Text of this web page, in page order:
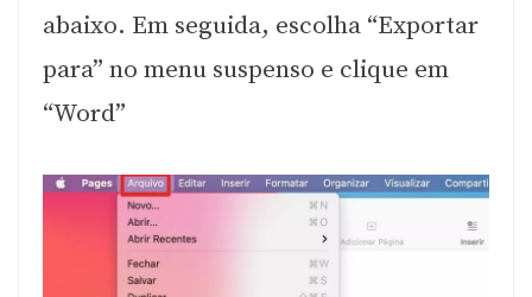
abaixo. Em seguida, escolha “Exportar
para” no menu suspenso e clique em
“Word”